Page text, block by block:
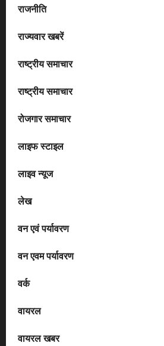
राजनीति
राज्यवार खबरें
राष्ट्रीय समाचार
राष्ट्रीय समाचार
रोजगार समाचार
लाइफ स्टाइल
लाइव न्यूज
लेख
वन एवं पर्यावरण
वन एवम पर्यावरण
वर्क
वायरल
वायरल खबर